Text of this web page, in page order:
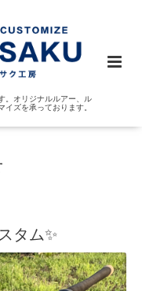
。オリジナルルアー、ル
イズを承っております。
タム✨